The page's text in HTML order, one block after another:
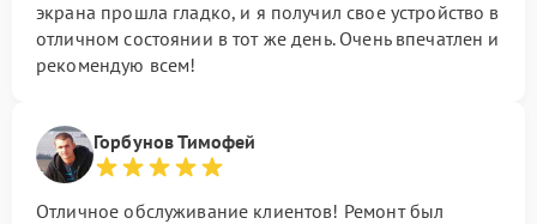
экрана прошла гладко, и я получил свое устройство в
отличном состоянии в тот же день. Очень впечатлен и
рекомендую всем!
Горбунов Тимофей
Отличное обслуживание клиентов! Ремонт был